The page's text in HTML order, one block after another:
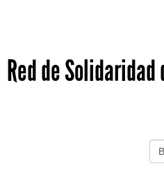
Red de
S
u